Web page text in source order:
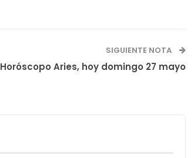
SIGUIENTE NOTA
Horóscopo Aries, hoy domingo 27 mayo